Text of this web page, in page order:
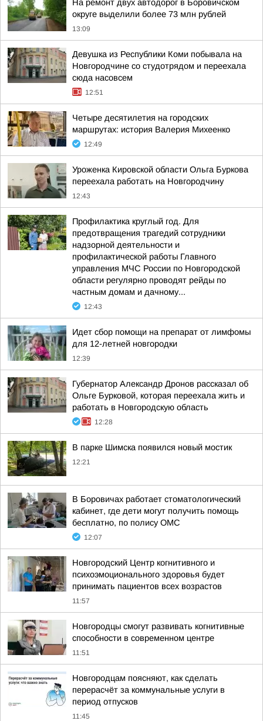
На ремонт двух автодорог в Боровичском
округе выделили более 73 млн рублей
13:09
Девушка из Республики Коми побывала на
Новгородчине со студотрядом и переехала
сюда насовсем
12:51
Четыре десятилетия на городских
маршрутах: история Валерия Михеенко
12:49
Уроженка Кировской области Ольга Буркова
переехала работать на Новгородчину
12:43
Профилактика круглый год. Для
предотвращения трагедий сотрудники
надзорной деятельности и
профилактической работы Главного
управления МЧС России по Новгородской
области регулярно проводят рейды по
частным домам и дачному...
12:43
Идет сбор помощи на препарат от лимфомы
для 12-летней новгородки
12:39
Губернатор Александр Дронов рассказал об
Ольге Бурковой, которая переехала жить и
работать в Новгородскую область
12:28
В парке Шимска появился новый мостик
12:21
В Боровичах работает стоматологический
кабинет, где дети могут получить помощь
бесплатно, по полису ОМС
12:07
Новгородский Центр когнитивного и
психоэмоционального здоровья будет
принимать пациентов всех возрастов
11:57
Новгородцы смогут развивать когнитивные
способности в современном центре
11:51
Новгородцам поясняют, как сделать
перерасчёт за коммунальные услуги в
период отпусков
11:45